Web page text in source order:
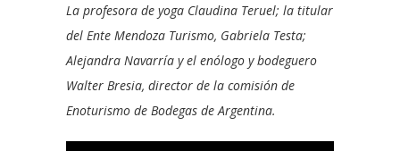
La profesora de yoga Claudina Teruel; la titular
del Ente Mendoza Turismo, Gabriela Testa;
Alejandra Navarría y el enólogo y bodeguero
Walter Bresia, director de la comisión de
Enoturismo de Bodegas de Argentina.